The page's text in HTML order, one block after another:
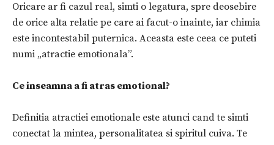
Oricare ar fi cazul real, simti o legatura, spre deosebire
de orice alta relatie pe care ai facut-o inainte, iar chimia
este incontestabil puternica. Aceasta este ceea ce puteti
numi „atractie emotionala”.
Ce inseamna a fi atras emotional?
Definitia atractiei emotionale este atunci cand te simti
conectat la mintea, personalitatea si spiritul cuiva. Te